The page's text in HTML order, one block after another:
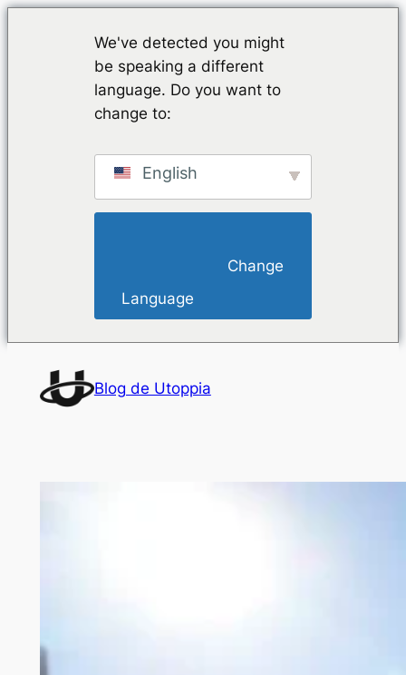
We've detected you might
be speaking a different
language. Do you want to
change to:
English
Language
contenido
Blog de Utoppia